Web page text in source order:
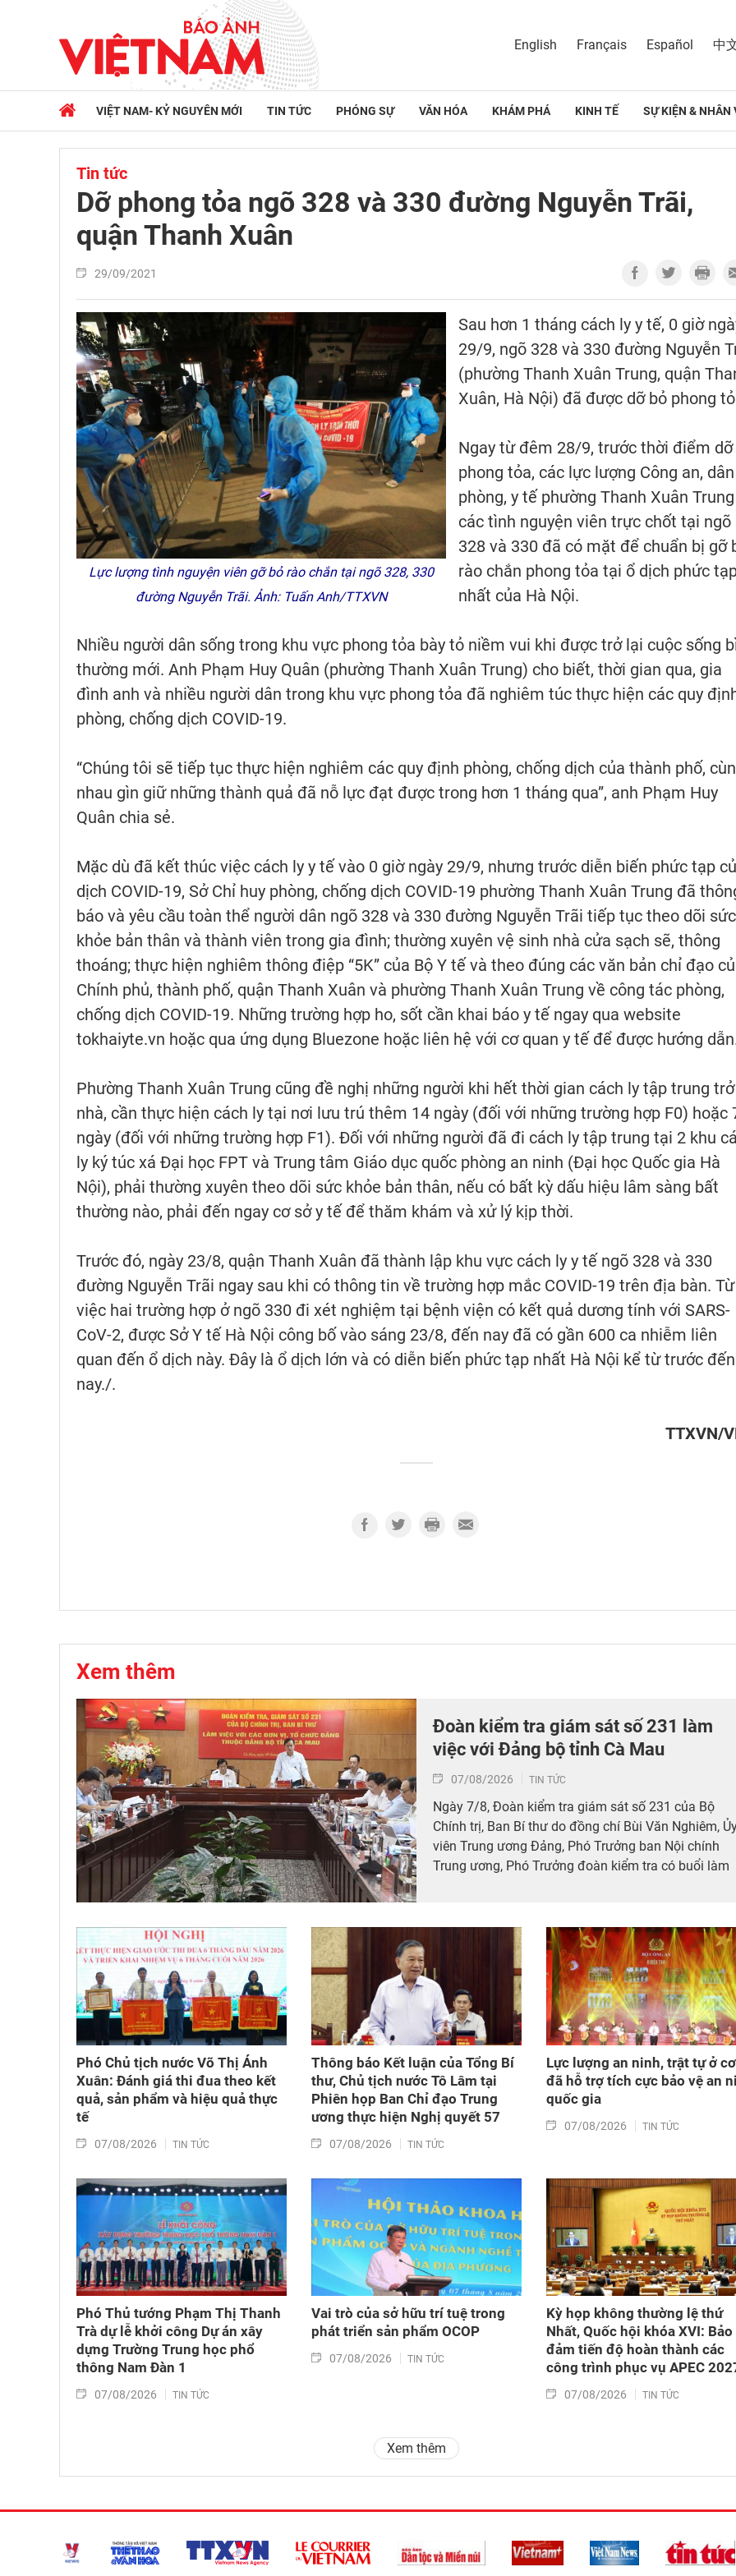
English Français Español 中
VIỆT NAM- KỶ NGUYÊN MỚI TIN TỨC PHÓNG SỰ VĂN HÓA KHÁM PHÁ KINH TẾ SỰ KIỆN & NHÂN
Tin tức
Dỡ phong tỏa ngõ 328 và 330 đường Nguyễn Trãi,
quận Thanh Xuân
29/09/2021
Lực lượng tình nguyện viên gỡ bỏ rào chắn tại ngõ 328, 330
đường Nguyễn Trãi. Ảnh: Tuấn Anh/TTXVN
Sau hơn 1 tháng cách ly y tế, 0 giờ
29/9, ngõ 328 và 330 đường Nguyễn
(phường Thanh Xuân Trung, quận
Xuân, Hà Nội) đã được dỡ bỏ phong
Ngay từ đêm 28/9, trước thời điểm dỡ
phong tỏa, các lực lượng Công an, dân
phòng, y tế phường Thanh Xuân
các tình nguyện viên trực chốt tại ngõ
328 và 330 đã có mặt để chuẩn bị gỡ
rào chắn phong tỏa tại ổ dịch phức
nhất của Hà Nội.
Nhiều người dân sống trong khu vực phong tỏa bày tỏ niềm vui khi được trở lại cuộc sống
thường mới. Anh Phạm Huy Quân (phường Thanh Xuân Trung) cho biết, thời gian qua, gia
đình anh và nhiều người dân trong khu vực phong tỏa đã nghiêm túc thực hiện các quy
phòng, chống dịch COVID-19.
“Chúng tôi sẽ tiếp tục thực hiện nghiêm các quy định phòng, chống dịch của thành phố,
nhau gìn giữ những thành quả đã nỗ lực đạt được trong hơn 1 tháng qua”, anh Phạm Huy
Quân chia sẻ.
Mặc dù đã kết thúc việc cách ly y tế vào 0 giờ ngày 29/9, nhưng trước diễn biến phức tạp
dịch COVID-19, Sở Chỉ huy phòng, chống dịch COVID-19 phường Thanh Xuân Trung đã
báo và yêu cầu toàn thể người dân ngõ 328 và 330 đường Nguyễn Trãi tiếp tục theo dõi sức
khỏe bản thân và thành viên trong gia đình; thường xuyên vệ sinh nhà cửa sạch sẽ, thông
thoáng; thực hiện nghiêm thông điệp “5K” của Bộ Y tế và theo đúng các văn bản chỉ đạo
Chính phủ, thành phố, quận Thanh Xuân và phường Thanh Xuân Trung về công tác phòng,
chống dịch COVID-19. Những trường hợp ho, sốt cần khai báo y tế ngay qua website
tokhaiyte.vn hoặc qua ứng dụng Bluezone hoặc liên hệ với cơ quan y tế để được hướng
Phường Thanh Xuân Trung cũng đề nghị những người khi hết thời gian cách ly tập trung
nhà, cần thực hiện cách ly tại nơi lưu trú thêm 14 ngày (đối với những trường hợp F0) hoặc
ngày (đối với những trường hợp F1). Đối với những người đã đi cách ly tập trung tại 2 khu
ly ký túc xá Đại học FPT và Trung tâm Giáo dục quốc phòng an ninh (Đại học Quốc gia Hà
Nội), phải thường xuyên theo dõi sức khỏe bản thân, nếu có bất kỳ dấu hiệu lâm sàng bất
thường nào, phải đến ngay cơ sở y tế để thăm khám và xử lý kịp thời.
Trước đó, ngày 23/8, quận Thanh Xuân đã thành lập khu vực cách ly y tế ngõ 328 và 330
đường Nguyễn Trãi ngay sau khi có thông tin về trường hợp mắc COVID-19 trên địa bàn. Từ
việc hai trường hợp ở ngõ 330 đi xét nghiệm tại bệnh viện có kết quả dương tính với SARS-
CoV-2, được Sở Y tế Hà Nội công bố vào sáng 23/8, đến nay đã có gần 600 ca nhiễm liên
quan đến ổ dịch này. Đây là ổ dịch lớn và có diễn biến phức tạp nhất Hà Nội kể từ trước đến
nay./.
TTXVN/
Xem thêm
Đoàn kiểm tra giám sát số 231 làm
việc với Đảng bộ tỉnh Cà Mau
07/08/2026 TIN TỨC
Ngày 7/8, Đoàn kiểm tra giám sát số 231 của Bộ
Chính trị, Ban Bí thư do đồng chí Bùi Văn Nghiêm,
viên Trung ương Đảng, Phó Trưởng ban Nội chính
Trung ương, Phó Trưởng đoàn kiểm tra có buổi làm
Phó Chủ tịch nước Võ Thị Ánh
Xuân: Đánh giá thi đua theo kết
quả, sản phẩm và hiệu quả thực
tế
07/08/2026 TIN TỨC
Thông báo Kết luận của Tổng Bí
thư, Chủ tịch nước Tô Lâm tại
Phiên họp Ban Chỉ đạo Trung
ương thực hiện Nghị quyết 57
07/08/2026 TIN TỨC
Lực lượng an ninh, trật tự ở
đã hỗ trợ tích cực bảo vệ an
quốc gia
07/08/2026 TIN TỨC
Phó Thủ tướng Phạm Thị Thanh
Trà dự lễ khởi công Dự án xây
dựng Trường Trung học phổ
thông Nam Đàn 1
07/08/2026 TIN TỨC
Vai trò của sở hữu trí tuệ trong
phát triển sản phẩm OCOP
07/08/2026 TIN TỨC
Kỳ họp không thường lệ thứ
Nhất, Quốc hội khóa XVI: Bảo
đảm tiến độ hoàn thành các
công trình phục vụ APEC
07/08/2026 TIN TỨC
Xem thêm